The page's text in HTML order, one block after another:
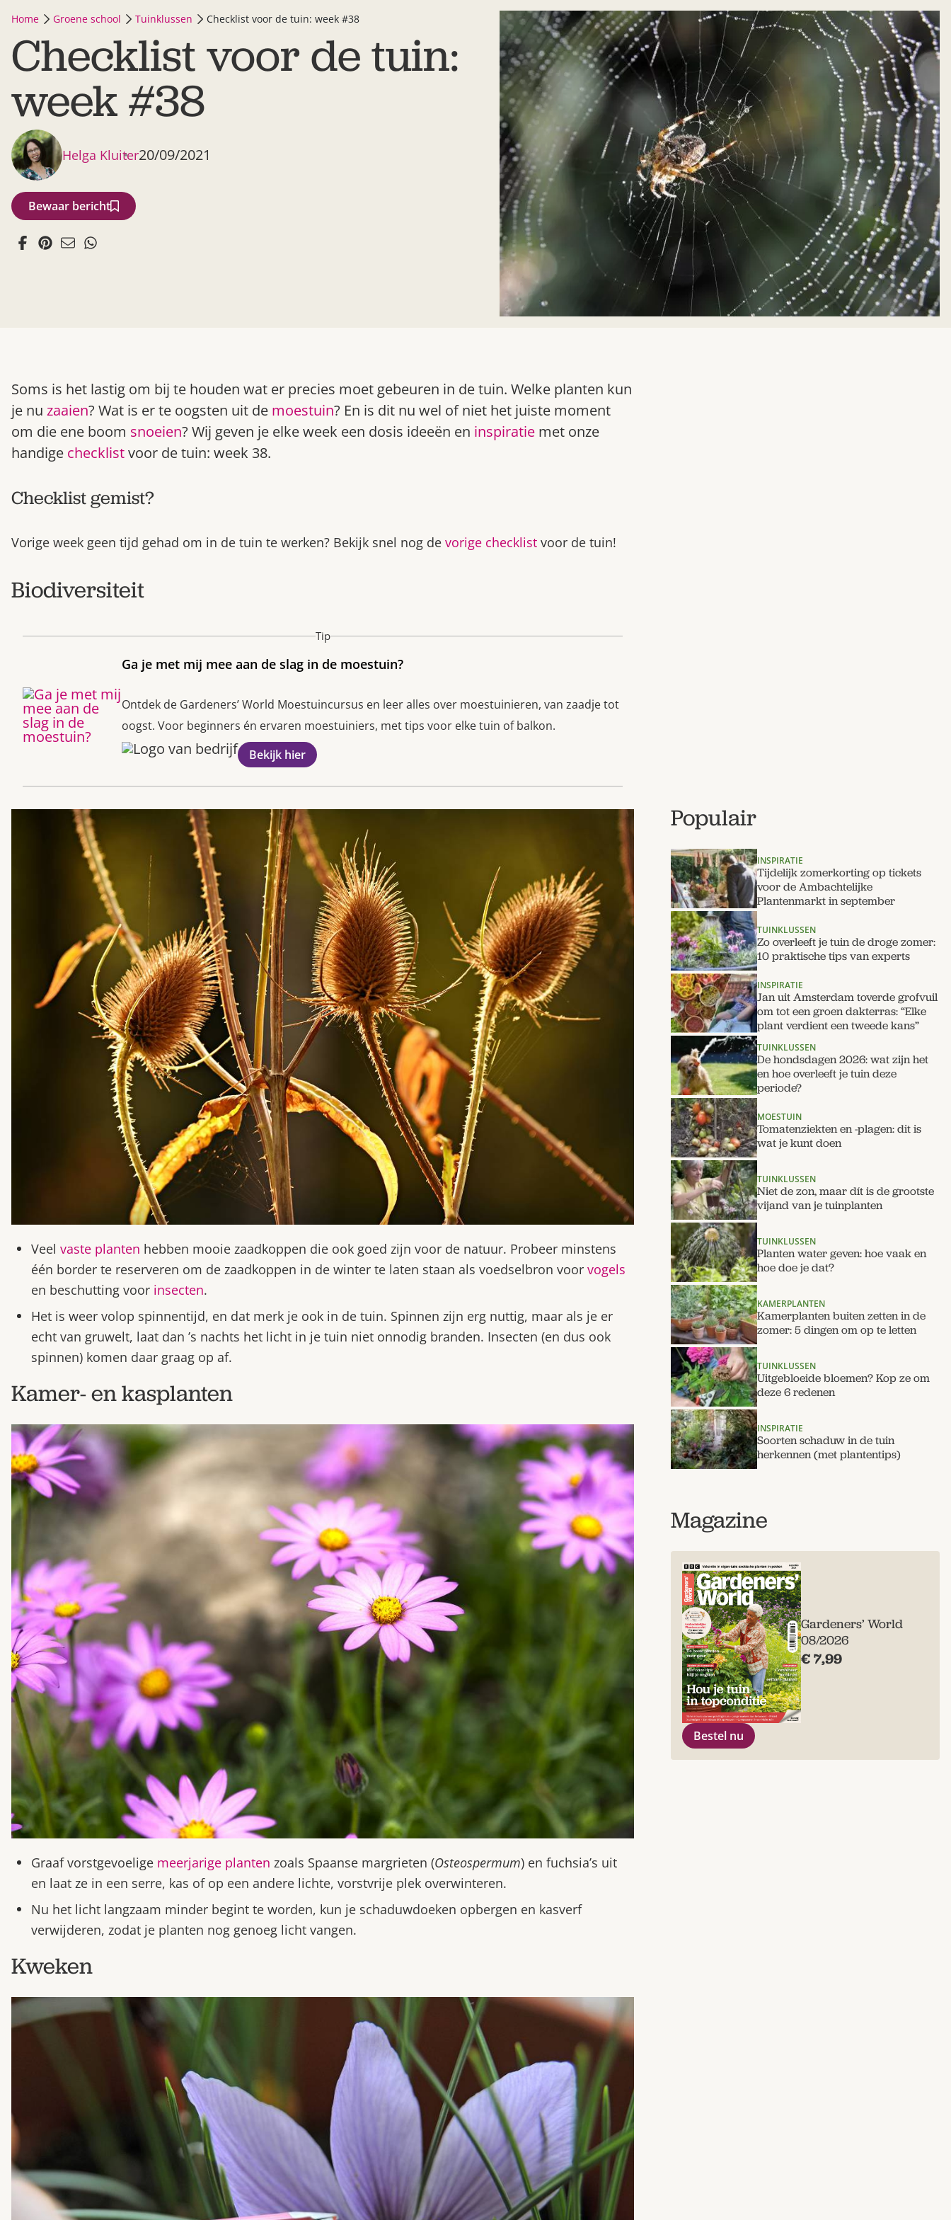
Home Groene school Tuinklussen Checklist voor de tuin: week #38
Checklist voor de tuin:
week #38
Helga Kluiter20/09/2021
Bewaar bericht
Soms is het lastig om bij te houden wat er precies moet gebeuren in de tuin. Welke planten kun
je nu zaaien? Wat is er te oogsten uit de moestuin? En is dit nu wel of niet het juiste moment
om die ene boom snoeien? Wij geven je elke week een dosis ideeën en inspiratie met onze
handige checklistvoor de tuin: week 38.
Checklist gemist?
Vorige week geen tijd gehad om in de tuin te werken? Bekijk snel nog de vorige checklist voor de tuin!
Biodiversiteit
Tip
Ga je met mij mee aan de slag in de moestuin?
Ontdek de Gardeners’ World Moestuincursus en leer alles over moestuinieren, van zaadje tot
oogst. Voor beginners én ervaren moestuiniers, met tips voor elke tuin of balkon.
Bekijk hier
Veel vaste planten hebben mooie zaadkoppen die ook goed zijn voor de natuur. Probeer minstens
één border te reserveren om de zaadkoppen in de winter te laten staan als voedselbron voor vogels
en beschutting voor insecten.
Het is weer volop spinnentijd, en dat merk je ook in de tuin. Spinnen zijn erg nuttig, maar als je er
echt van gruwelt, laat dan ’s nachts het licht in je tuin niet onnodig branden. Insecten (en dus ook
spinnen) komen daar graag op af.
Kamer- en kasplanten
Graaf vorstgevoelige meerjarige planten zoals Spaanse margrieten (Osteospermum) en fuchsia’s uit
en laat ze in een serre, kas of op een andere lichte, vorstvrije plek overwinteren.
Nu het licht langzaam minder begint te worden, kun je schaduwdoeken opbergen en kasverf
verwijderen, zodat je planten nog genoeg licht vangen.
Kweken
Populair
INSPIRATIE
Tijdelijk zomerkorting op tickets
voor de Ambachtelijke
Plantenmarkt in september
TUINKLUSSEN
Zo overleeft je tuin de droge zomer:
10 praktische tips van experts
INSPIRATIE
Jan uit Amsterdam toverde grofvuil
om tot een groen dakterras: “Elke
plant verdient een tweede kans”
TUINKLUSSEN
De hondsdagen 2026: wat zijn het
en hoe overleeft je tuin deze
periode?
MOESTUIN
Tomatenziekten en -plagen: dit is
wat je kunt doen
TUINKLUSSEN
Niet de zon, maar dít is de grootste
vijand van je tuinplanten
TUINKLUSSEN
Planten water geven: hoe vaak en
hoe doe je dat?
KAMERPLANTEN
Kamerplanten buiten zetten in de
zomer: 5 dingen om op te letten
TUINKLUSSEN
Uitgebloeide bloemen? Kop ze om
deze 6 redenen
INSPIRATIE
Soorten schaduw in de tuin
herkennen (met plantentips)
Magazine
Gardeners’ World
08/2026
€ 7,99
Bestel nu